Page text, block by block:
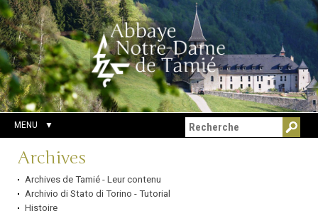
Aller
au
contenu.
|
Aller
à
la
navigation
Outils
personnels
Chercher par
Recherche
avancée…
MENU
Navigation
Archives
Archives de Tamié - Leur contenu
Archivio di Stato di Torino - Tutorial
Histoire